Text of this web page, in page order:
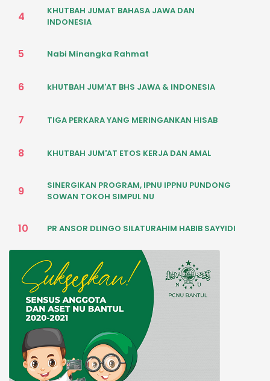
4
KHUTBAH JUMAT BAHASA JAWA DAN
INDONESIA
5 Nabi Minangka Rahmat
6 kHUTBAH JUM'AT BHS JAWA & INDONESIA
7 TIGA PERKARA YANG MERINGANKAN HISAB
8 KHUTBAH JUM'AT ETOS KERJA DAN AMAL
9
SINERGIKAN PROGRAM, IPNU IPPNU PUNDONG
SOWAN TOKOH SIMPUL NU
10 PR ANSOR DLINGO SILATURAHIM HABIB SAYYIDI